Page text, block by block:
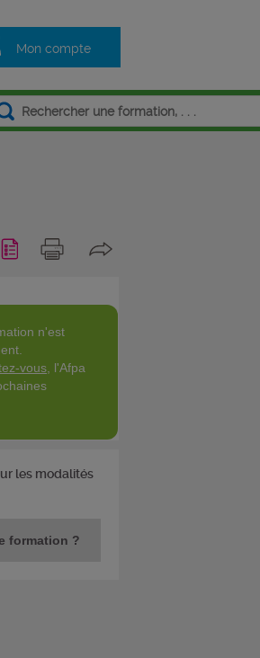
Mon compte
n'est
vous , l'Afpa
les modalités
formation ?